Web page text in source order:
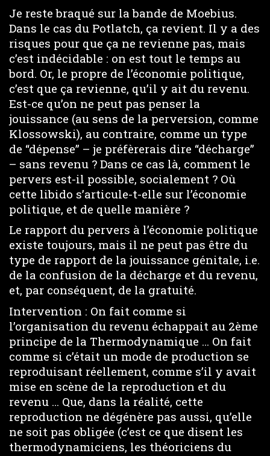
Je reste braqué sur la bande de Moebius.
Dans le cas du Potlatch, ça revient. Il y a des
risques pour que ça ne revienne pas, mais
c’est indécidable : on est tout le temps au
bord. Or, le propre de l’économie politique,
c’est que ça revienne, qu’il y ait du revenu.
Est-ce qu’on ne peut pas penser la
jouissance (au sens de la perversion, comme
Klossowski), au contraire, comme un type
de “dépense” – je préfèrerais dire “décharge”
– sans revenu ? Dans ce cas là, comment le
pervers est-il possible, socialement ? Où
cette libido s’articule-t-elle sur l’économie
politique, et de quelle manière ?
Le rapport du pervers à l’économie politique
existe toujours, mais il ne peut pas être du
type de rapport de la jouissance génitale, i.e.
de la confusion de la décharge et du revenu,
et, par conséquent, de la gratuité.
Intervention : On fait comme si
l’organisation du revenu échappait au 2ème
principe de la Thermodynamique … On fait
comme si c’était un mode de production se
reproduisant réellement, comme s’il y avait
mise en scène de la reproduction et du
revenu … Que, dans la réalité, cette
reproduction ne dégénère pas aussi, qu’elle
ne soit pas obligée (c’est ce que disent les
thermodynamiciens, les théoriciens du